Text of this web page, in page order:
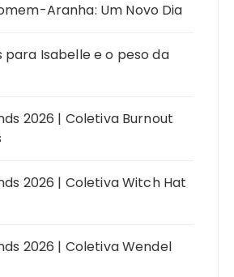
Aranha: Um Novo Dia
para Isabelle e o peso da
2026 | Coletiva Burnout
2026 | Coletiva Witch Hat
2026 | Coletiva Wendel